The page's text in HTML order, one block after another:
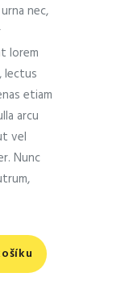
nec,
lorem
lectus
etiam
arcu
vel
Nunc